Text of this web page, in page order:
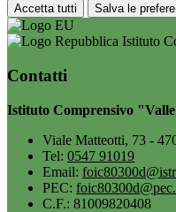
Accetta tutti Salva le
Istituto
Contatti
Istituto Comprensivo
Viale Matteotti, 73 -
Tel: 0547 91019
Email:
PEC:
C.F.: 81009820408